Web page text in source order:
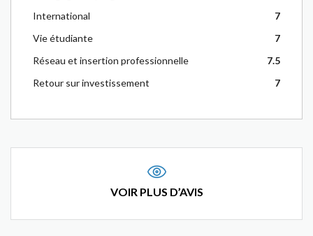
International
7
Vie étudiante
7
Réseau et insertion professionnelle
7.5
Retour sur investissement
7
VOIR PLUS D’AVIS